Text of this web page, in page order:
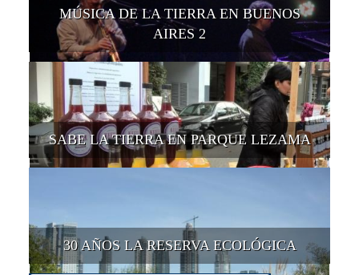
MÚSICA DE LA TIERRA EN BUENOS
AIRES 2
SABE LA TIERRA EN PARQUE LEZAMA
30 AÑOS LA RESERVA ECOLÓGICA